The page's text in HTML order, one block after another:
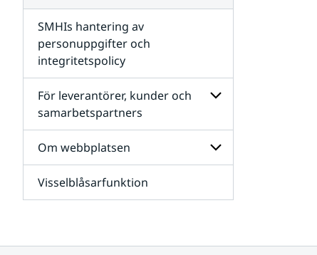
SMHIs hantering av
personuppgifter och
integritetspolicy
För leverantörer, kunder och
samarbetspartners
Undersidor
för
och
Om webbplatsen
för
Visselblåsarfunktion